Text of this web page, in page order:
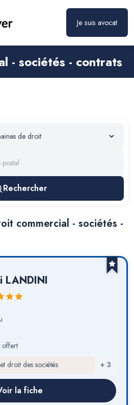
Je suis avocat
- sociétés - contrats
Rechercher
commercial - sociétés -
LANDINI
offert
droit des sociétés
+ 3
la fiche